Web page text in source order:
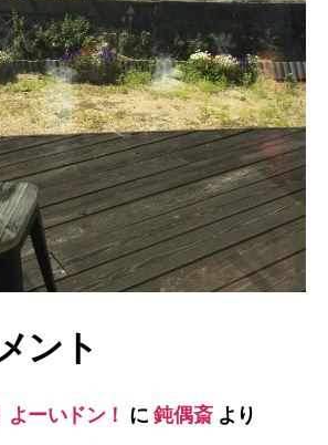
ント
ーいドン！ に鈍偶斎より